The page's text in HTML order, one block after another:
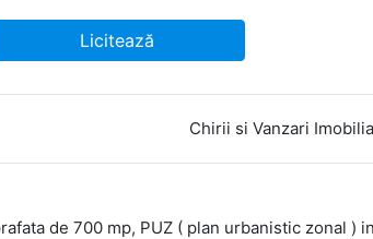
Licitează
Chirii si Vanzari
de 700 mp, PUZ ( plan urbanistic zonal )